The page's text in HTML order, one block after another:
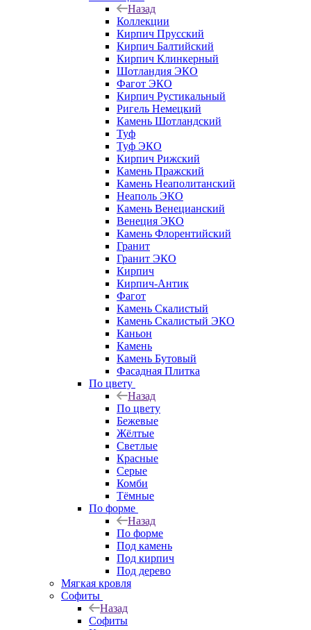
Назад
Коллекции
Кирпич Прусский
Кирпич Балтийский
Кирпич Клинкерный
Шотландия ЭКО
Фагот ЭКО
Кирпич Рустикальный
Ригель Немецкий
Камень Шотландский
Туф
Туф ЭКО
Кирпич Рижский
Камень Пражский
Камень Неаполитанский
Неаполь ЭКО
Камень Венецианский
Венеция ЭКО
Камень Флорентийский
Гранит
Гранит ЭКО
Кирпич
Кирпич-Антик
Фагот
Камень Скалистый
Камень Скалистый ЭКО
Каньон
Камень
Камень Бутовый
Фасадная Плитка
По цвету
Назад
По цвету
Бежевые
Жёлтые
Светлые
Красные
Серые
Комби
Тёмные
По форме
Назад
По форме
Под камень
Под кирпич
Под дерево
Мягкая кровля
Софиты
Назад
Софиты